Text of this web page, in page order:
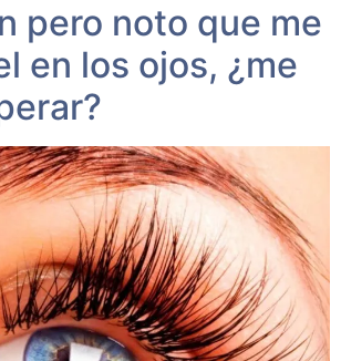
pero noto que me
en los ojos, ¿me